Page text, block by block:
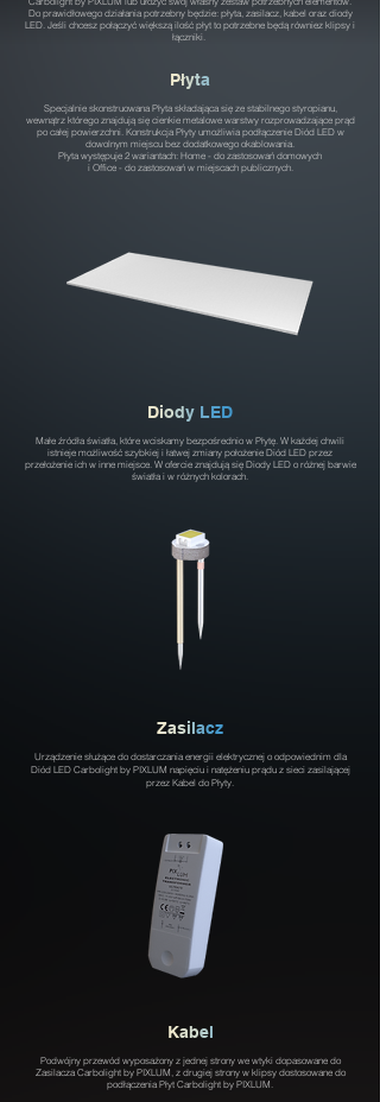
Do prawidłowego działania potrzebny będzie: płyta, zasilacz, kabel oraz diody
LED. Jeśli chcesz połączyć większą ilość płyt to potrzebne będą równiez klipsy i
łączniki.
Płyta
​Specjalnie skonstruowana Płyta składająca się ze stabilnego styropianu,
wewnątrz którego znajdują się cienkie metalowe warstwy rozprowadzające prąd
po całej powierzchni. Konstrukcja Płyty umożliwia podłączenie Diód LED w
dowolnym miejscu bez dodatkowego okablowania.
Płyta występuje 2 wariantach: Home - do zastosowań domowych
i Office - do zastosowań w miejscach publicznych.
Diody LED
Małe źródła światła, które wciskamy bezpośrednio w Płytę. W każdej chwili
istnieje możliwość szybkiej i łatwej zmiany położenie Diód LED przez
przełożenie ich w inne miejsce. W ofercie znajdują się Diody LED o różnej barwie
światła i w różnych kolorach.
Zasilacz
Urządzenie służące do dostarczania energii elektrycznej o odpowiednim dla
Diód LED Carbolight by PIXLUM napięciu i natężeniu prądu z sieci zasilającej
przez Kabel do Płyty.
Kabel
Podwójny przewód wyposażony z jednej strony we wtyki dopasowane do
Zasilacza Carbolight by PIXLUM, z drugiej strony w klipsy dostosowane do
podłączenia Płyt Carbolight by PIXLUM.